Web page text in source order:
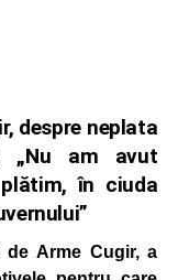
despre neplata
„Nu am avut
în ciuda
de Arme Cugir, a